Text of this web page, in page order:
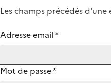
Les champs précédés d'une
Adresse email*
Mot de passe*